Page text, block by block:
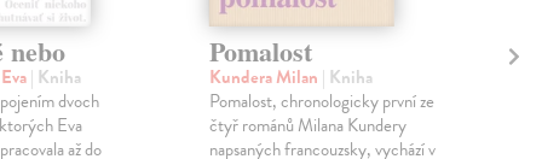
nebo
| Kniha
dvoch
Eva
až do
Pomalost
Kundera Milan | Kniha
Pomalost, chronologicky první ze
čtyř románů Milana Kundery
napsaných francouzsky, vychází v